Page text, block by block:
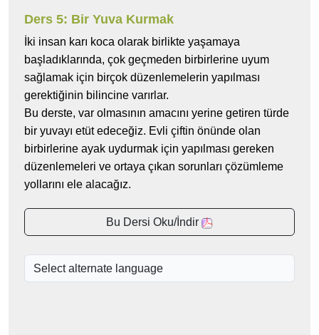
Ders 5: Bir Yuva Kurmak
İki insan karı koca olarak birlikte yaşamaya
başladıklarında, çok geçmeden birbirlerine uyum
sağlamak için birçok düzenlemelerin yapılması
gerektiğinin bilincine varırlar.
Bu derste, var olmasının amacını yerine getiren türde
bir yuvayı etüt edeceğiz. Evli çiftin önünde olan
birbirlerine ayak uydurmak için yapılması gereken
düzenlemeleri ve ortaya çıkan sorunları çözümleme
yollarını ele alacağız.
Bu Dersi Oku/İndir